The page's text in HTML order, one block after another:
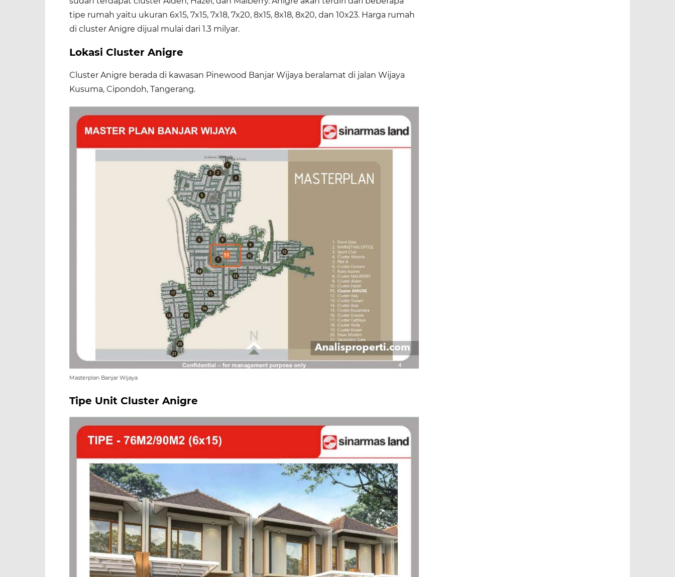
tipe rumah yaitu ukuran 6x15, 7x15, 7x18, 7x20, 8x15, 8x18, 8x20, dan 10x23. Harga rumah
di cluster Anigre dijual mulai dari 1.3 milyar.
Lokasi Cluster Anigre
Cluster Anigre berada di kawasan Pinewood Banjar Wijaya beralamat di jalan Wijaya
Kusuma, Cipondoh, Tangerang.
Masterplan Banjar Wijaya
Tipe Unit Cluster Anigre